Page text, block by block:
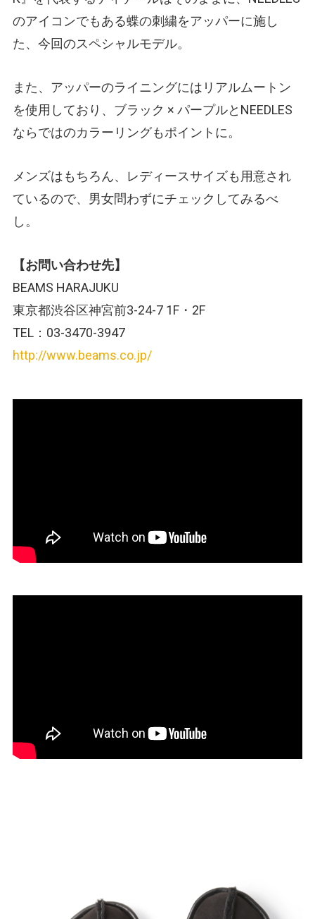
のアイコンでもある蝶の刺繍をアッパーに施し
た、今回のスペシャルモデル。
また、アッパーのライニングにはリアルムートン
を使用しており、ブラック × パープルとNEEDLES
ならではのカラーリングもポイントに。
メンズはもちろん、レディースサイズも用意され
ているので、男女問わずにチェックしてみるべ
し。
【お問い合わせ先】
BEAMS HARAJUKU
東京都渋谷区神宮前3-24-7 1F・2F
TEL：03-3470-3947
http://www.beams.co.jp/